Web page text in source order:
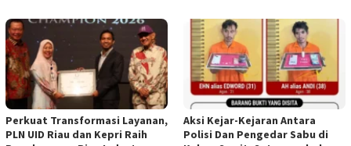
Perkuat Transformasi Layanan,
PLN UID Riau dan Kepri Raih
Aksi Kejar-Kejaran Antara
Polisi Dan Pengedar Sabu di